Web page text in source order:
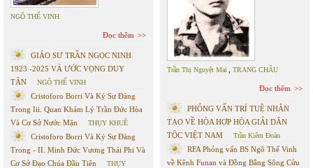
NGÔ THẾ VINH
Đọc thêm
GIÁO SƯ TRẦN NGỌC NINH
1923 -2025 VÀ ƯỚC VỌNG DUY
TÂN
NGÔ THẾ VINH
Cristoforo Borri Và Ký Sự Đàng
Trong Iii. Quan Khám Lý Trần Đức Hòa
Và Cơ Sở Nước Mặn
THỤY KHUÊ
Cristoforo Borri Và Ký Sự Đàng
Trong - II. Minh Đức Vương Thái Phi Và
Cơ Sở Đạo Chúa Đầu Tiên
THỤY
Trần Thị Nguyệt Mai TRANG CHÂU
Đọc thêm
PHỎNG VẤN TRÍ TUỆ NHÂN
TẠO VỀ HÒA HỢP HÒA GIẢI DÂN
TỘC VIỆT NAM
Trần Kiêm Đoàn
RFA Phỏng vấn BS Ngô Thế Vinh
về Kênh Funan và Đồng Bằng Sông Cửu